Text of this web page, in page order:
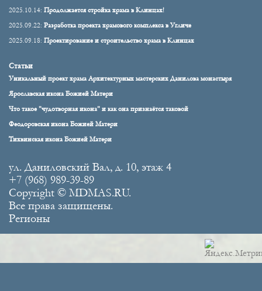
2025.10.14: Продолжается стройка храма в Клинцах!
2025.09.22: Разработка проекта храмового комплекса в Угличе
2025.09.18: Проектирование и строительство храма в Клинцах
Статьи
Уникальный проект храма Архитектурных мастерских Данилова монастыря
Ярославская икона Божией Матери
Что такое "чудотворная икона" и как она признаётся таковой
Феодоровская икона Божией Матери
Тихвинская икона Божией Матери
ул. Даниловский Вал, д. 10, этаж 4
+7 (968) 989-39-89
Copyright © MDMAS.RU.
Все права защищены.
Регионы